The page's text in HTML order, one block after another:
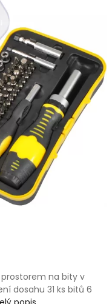
na bity v
dosahu 31 ks bitů 6